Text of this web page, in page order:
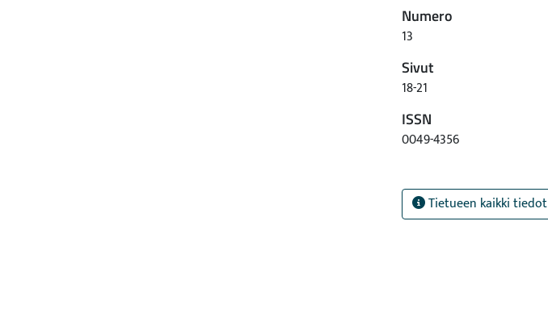
Numero
13
Sivut
18-21
ISSN
0049-4356
Tietueen kaikki tiedot